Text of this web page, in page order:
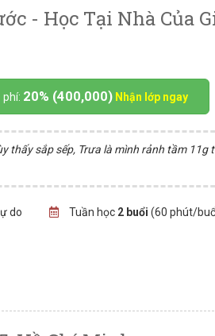
- Học Tại Nhà Của
phí: 20% (400,000) Nhận lớp ngay
thấy sắp sếp, Trưa là mình rảnh tầm 11g
do Tuần học 2 buổi (60 phút/